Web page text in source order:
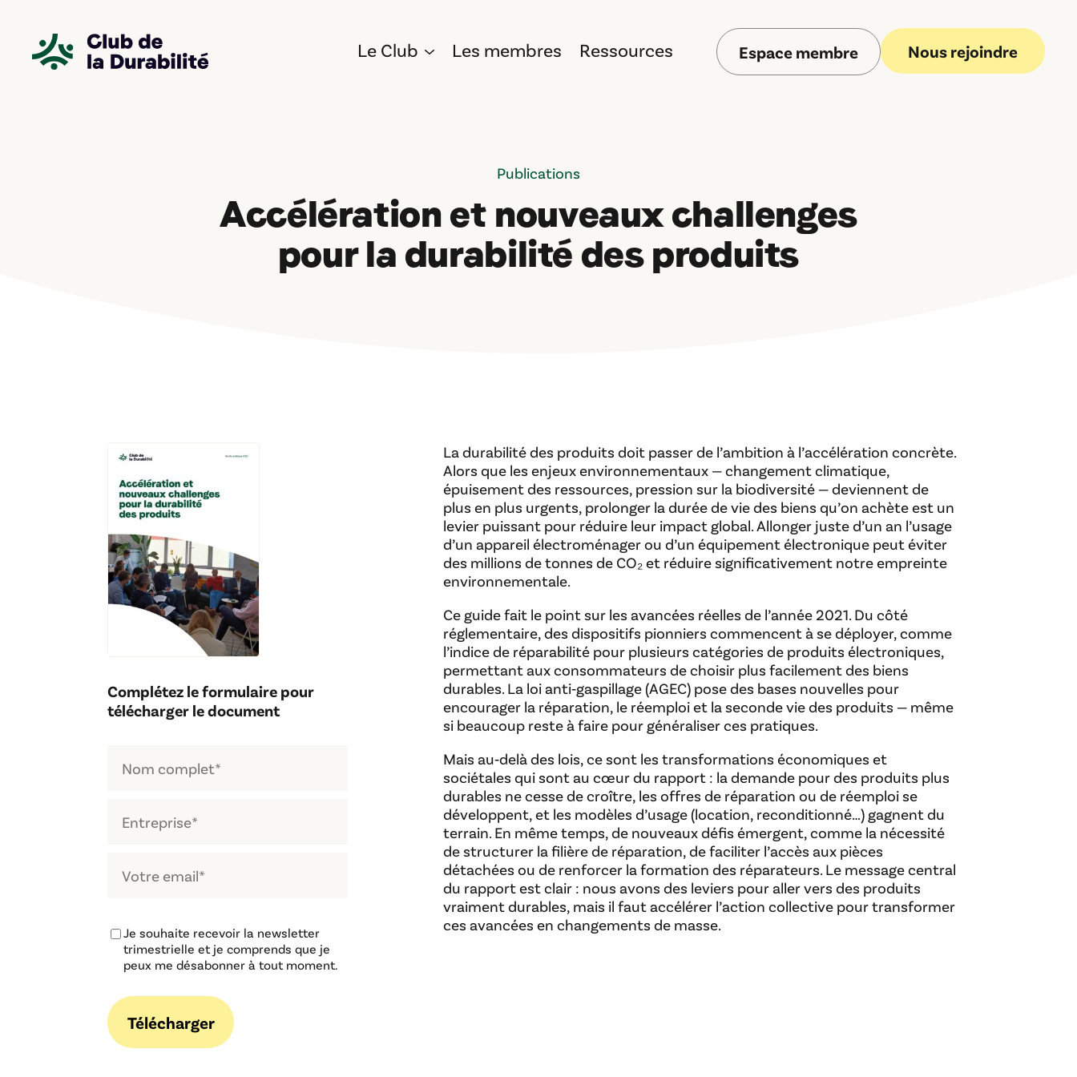
Le Club Les membres Ressources Espace membre Nous rejoindre
Publications
Accélération et nouveaux challenges
pour la durabilité des produits
Complétez le formulaire pour
télécharger le document
Je souhaite recevoir la newsletter
trimestrielle et je comprends que je
peux me désabonner à tout moment.
La durabilité des produits doit passer de l’ambition à l’accélération concrète.
Alors que les enjeux environnementaux — changement climatique,
épuisement des ressources, pression sur la biodiversité — deviennent de
plus en plus urgents, prolonger la durée de vie des biens qu’on achète est un
levier puissant pour réduire leur impact global. Allonger juste d’un an l’usage
d’un appareil électroménager ou d’un équipement électronique peut éviter
des millions de tonnes de CO₂ et réduire significativement notre empreinte
environnementale.
Ce guide fait le point sur les avancées réelles de l’année 2021. Du côté
réglementaire, des dispositifs pionniers commencent à se déployer, comme
l’indice de réparabilité pour plusieurs catégories de produits électroniques,
permettant aux consommateurs de choisir plus facilement des biens
durables. La loi anti‑gaspillage (AGEC) pose des bases nouvelles pour
encourager la réparation, le réemploi et la seconde vie des produits — même
si beaucoup reste à faire pour généraliser ces pratiques.
Mais au‑delà des lois, ce sont les transformations économiques et
sociétales qui sont au cœur du rapport : la demande pour des produits plus
durables ne cesse de croître, les offres de réparation ou de réemploi se
développent, et les modèles d’usage (location, reconditionné…) gagnent du
terrain. En même temps, de nouveaux défis émergent, comme la nécessité
de structurer la filière de réparation, de faciliter l’accès aux pièces
détachées ou de renforcer la formation des réparateurs. Le message central
du rapport est clair : nous avons des leviers pour aller vers des produits
vraiment durables, mais il faut accélérer l’action collective pour transformer
ces avancées en changements de masse.